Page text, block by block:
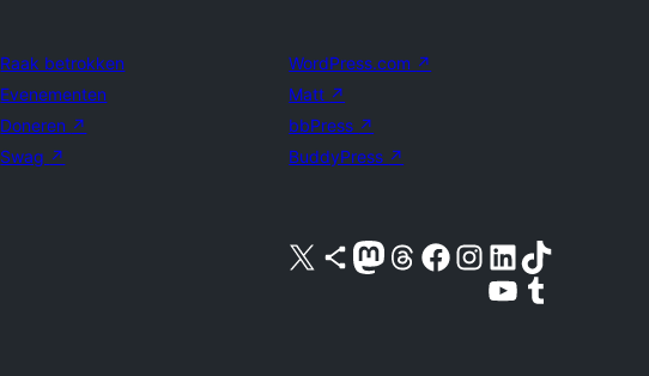
Raak betrokken
Evenementen
Doneren ↗
Swag ↗
WordPress.com ↗
Matt ↗
bbPress ↗
BuddyPress ↗
Bezoek ons X (voorheen Twitter) account
Bezoek ons Bluesky account
Bezoek ons Mastodon account
Bezoek ons Threads account
Onze Facebook pagina bezoeken
Bezoek ons Instagram account
Bezoek ons LinkedIn account
Bezoek ons TikTok account
Bezoek ons YouTube kanaalBezoek ons Tumblr account